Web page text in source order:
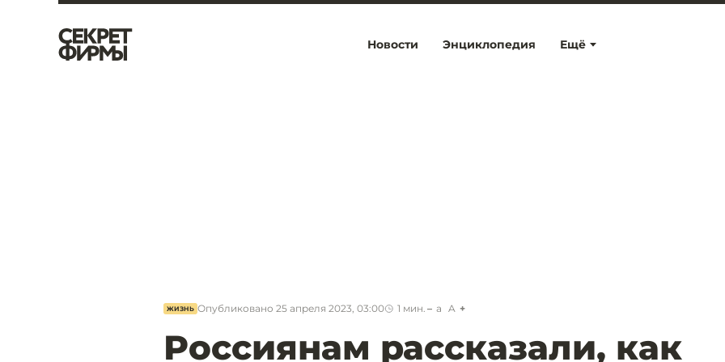
Ещё
Новости Энциклопедия
ЖИЗНЬ Опубликовано 25 апреля 2023, 03:00 1 мин. a A
Россиянам рассказали, как